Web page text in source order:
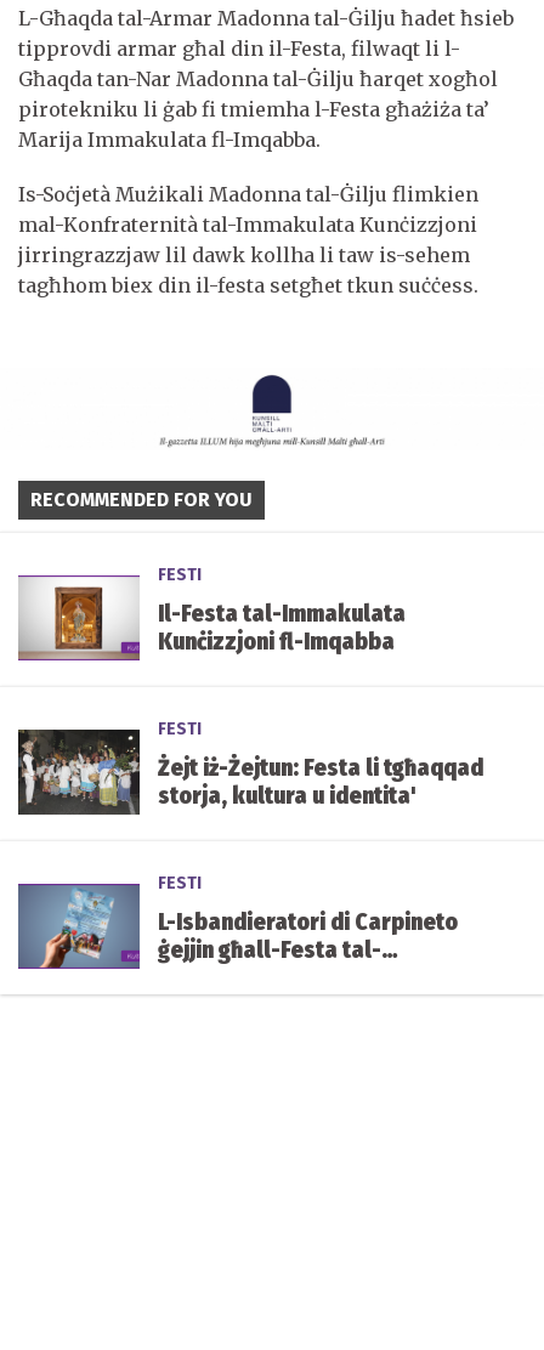
L-Għaqda tal-Armar Madonna tal-Ġilju ħadet ħsieb
tipprovdi armar għal din il-Festa, filwaqt li l-
Għaqda tan-Nar Madonna tal-Ġilju ħarqet xogħol
pirotekniku li ġab fi tmiemha l-Festa għażiża ta’
Marija Immakulata fl-Imqabba.
Is-Soċjetà Mużikali Madonna tal-Ġilju flimkien
mal-Konfraternità tal-Immakulata Kunċizzjoni
jirringrazzjaw lil dawk kollha li taw is-sehem
tagħhom biex din il-festa setgħet tkun suċċess.
RECOMMENDED FOR YOU
FESTI
Il-Festa tal-Immakulata
Kunċizzjoni fl-Imqabba
FESTI
Żejt iż-Żejtun: Festa li tgħaqqad
storja, kultura u identita'
FESTI
L-Isbandieratori di Carpineto
ġejjin għall-Festa tal-